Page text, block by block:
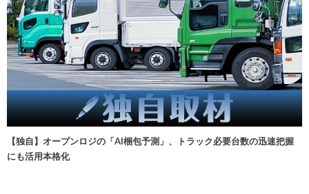
【独自】オープンロジの「AI梱包予測」、トラック必要台数の迅速把握
にも活用本格化